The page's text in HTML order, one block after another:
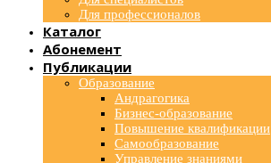
Для профессионалов
Каталог
Абонемент
Публикации
Образование
Андрагогика
Бизнес-образование
Повышение квалификации
Самообразование
Управление знаниями